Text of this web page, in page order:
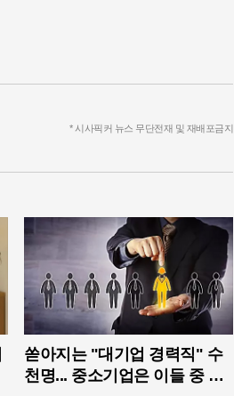
* 시사픽커 뉴스 무단전재 및 재배포금지
쏟아지는 "대기업 경력직" 수
천명... 중소기업은 이들 중 고